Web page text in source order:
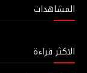
المشاهدات
الاكثر قراءة